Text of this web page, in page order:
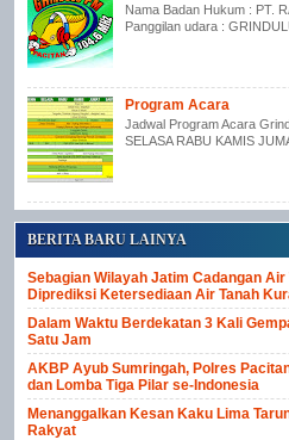
Nama Badan Hukum : PT.
Panggilan udara :
Program Acara
Jadwal Program Acara
SELASA RABU KAMIS
BERITA BARU LAINYA
Sebagian Wilayah Jatim Cadangan
Diprediksi Ketersediaan Air Tanah
Dalam Waktu Berdekatan 3 Kali
Satu Jam
AKBP Ayub Sumringah, Polres
dan Lomba Tiga Pilar se-Indonesia
Menanggalkan Kesan Kaku Lima
Rakyat